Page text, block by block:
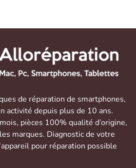
de réparation de smartphones,
activité depuis plus de 10 ans.
pièces 100% qualité d’origine,
marques. Diagnostic de votre
pour réparation possible